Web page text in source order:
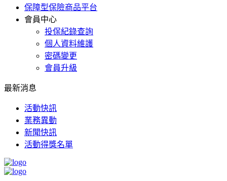
保障型保險商品平台
會員中心
投保紀錄查詢
個人資料維護
密碼變更
會員升級
最新消息
活動快訊
業務異動
新聞快訊
活動得獎名單